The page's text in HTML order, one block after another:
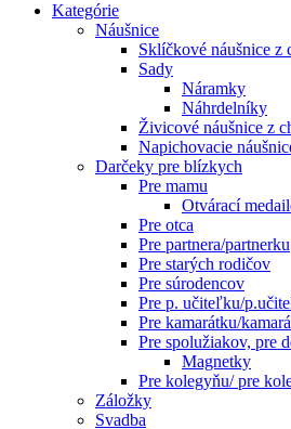
Kategórie
Náušnice
Sklíčkové náušnice z
Sady
Náramky
Náhrdelníky
Živicové náušnice z
Napichovacie
Darčeky pre blízkych
Pre mamu
Otvárací
Pre otca
Pre partnera/partnerku
Pre starých rodičov
Pre súrodencov
Pre p. učiteľku/
Pre kamarátku/
Pre spolužiakov, pre
Magnetky
Pre kolegyňu/ pre
Záložky
Svadba